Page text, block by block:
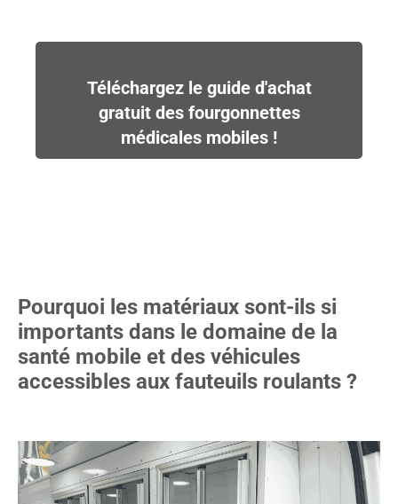
Téléchargez le guide d'achat
gratuit des fourgonnettes
médicales mobiles !
Pourquoi les matériaux sont-ils si
importants dans le domaine de la
santé mobile et des véhicules
accessibles aux fauteuils roulants ?